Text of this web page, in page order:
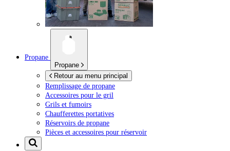
Propane
Propane
Retour au menu principal
Remplissage de propane
Accessoires pour le gril
Grils et fumoirs
Chaufferettes portatives
Réservoirs de propane
Pièces et accessoires pour réservoir